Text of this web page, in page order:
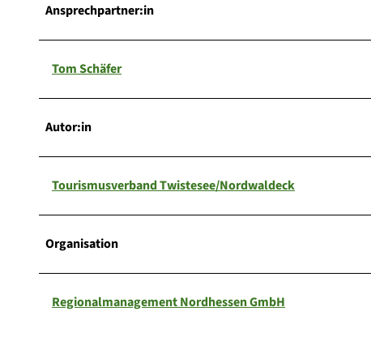
Ansprechpartner:in
Tom Schäfer
Autor:in
Tourismusverband Twistesee/Nordwaldeck
Organisation
Regionalmanagement Nordhessen GmbH